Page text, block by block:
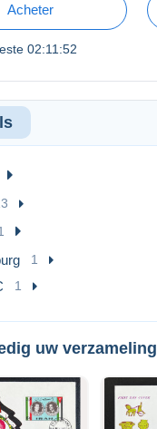
Acheter
02:11:52
1
1
uw